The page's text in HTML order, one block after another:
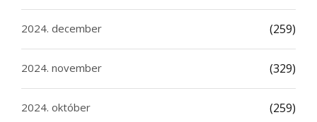
2024. december (259)
2024. november (329)
2024. október (259)